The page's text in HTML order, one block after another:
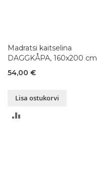
Madratsi kaitselina
DAGGKÅPA, 160x200 cm
54,00 €
Lisa ostukorvi